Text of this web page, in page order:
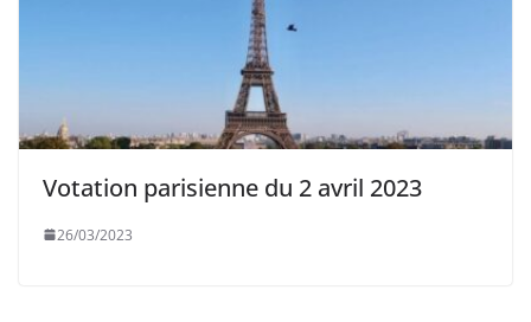
Votation parisienne du 2 avril 2023
26/03/2023